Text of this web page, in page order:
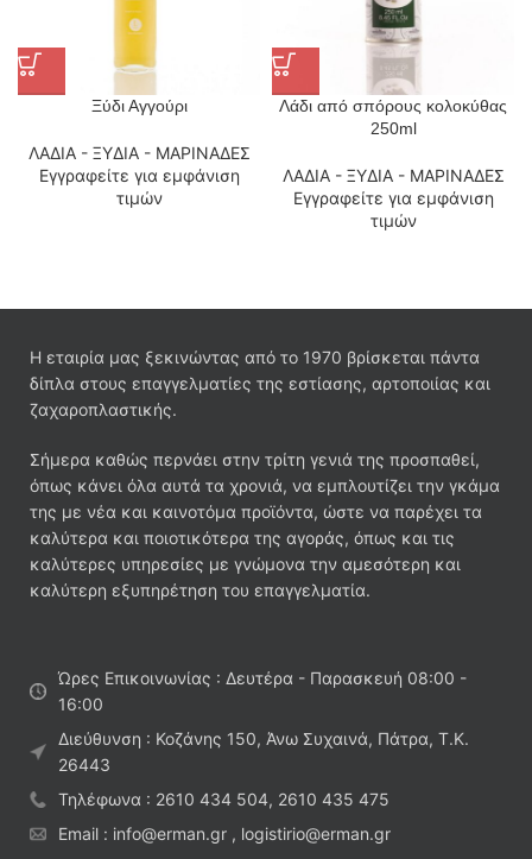
Ξύδι Αγγούρι
ΛΑΔΙΑ - ΞΥΔΙΑ - ΜΑΡΙΝΑΔΕΣ
Εγγραφείτε για εμφάνιση
τιμών
Λάδι από σπόρους κολοκύθας
250ml
ΛΑΔΙΑ - ΞΥΔΙΑ - ΜΑΡΙΝΑΔΕΣ
Εγγραφείτε για εμφάνιση
τιμών
Η εταιρία μας ξεκινώντας από το 1970 βρίσκεται πάντα
δίπλα στους επαγγελματίες της εστίασης, αρτοποιίας και
ζαχαροπλαστικής.
Σήμερα καθώς περνάει στην τρίτη γενιά της προσπαθεί,
όπως κάνει όλα αυτά τα χρονιά, να εμπλουτίζει την γκάμα
της με νέα και καινοτόμα προϊόντα, ώστε να παρέχει τα
καλύτερα και ποιοτικότερα της αγοράς, όπως και τις
καλύτερες υπηρεσίες με γνώμονα την αμεσότερη και
καλύτερη εξυπηρέτηση του επαγγελματία.
Ώρες Επικοινωνίας : Δευτέρα - Παρασκευή 08:00 -
16:00
Διεύθυνση : Κοζάνης 150, Άνω Συχαινά, Πάτρα, Τ.Κ.
26443
Τηλέφωνα : 2610 434 504, 2610 435 475
Email : info@erman.gr , logistirio@erman.gr